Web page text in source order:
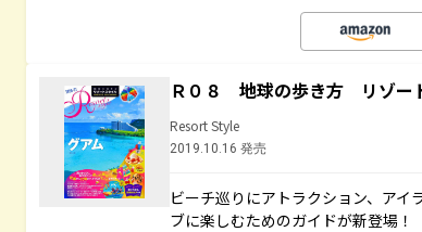
Ｒ０８ 地球の歩き方 リゾー
Resort Style
2019.10.16 発売
ビーチ巡りにアトラクション、アイ
ブに楽しむためのガイドが新登場！